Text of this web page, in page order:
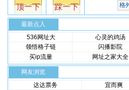
最新点入
536网址大
心灵的鸡汤
领悟格子链
闪播影院
买ip流量
网址之家大全
网友浏览
达达票务
宜而爽